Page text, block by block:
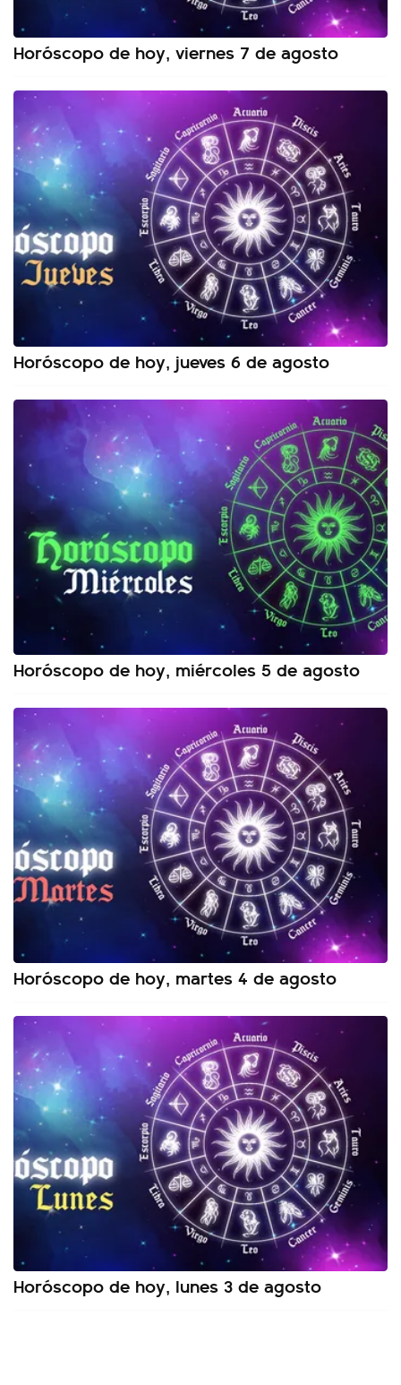
Horóscopo de hoy, viernes 7 de agosto
Horóscopo de hoy, jueves 6 de agosto
Horóscopo de hoy, miércoles 5 de agosto
Horóscopo de hoy, martes 4 de agosto
Horóscopo de hoy, lunes 3 de agosto